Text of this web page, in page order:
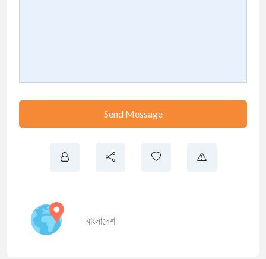
Send Message
বাংলাদেশ